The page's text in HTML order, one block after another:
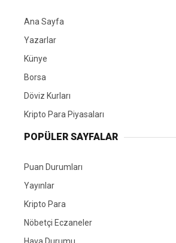
Ana Sayfa
Yazarlar
Künye
Borsa
Döviz Kurları
Kripto Para Piyasaları
POPÜLER SAYFALAR
Puan Durumları
Yayınlar
Kripto Para
Nöbetçi Eczaneler